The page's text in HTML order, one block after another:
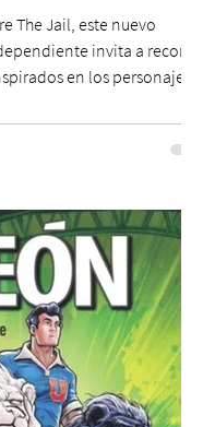
llegar aBarrio
The Jail, este nuevo
invita a recorrer
en los personajes
y cócteles temáticos. Dicen
sala donde fueron
sabe cómo llegaron
nunca debieron compartir el
leyenda es el punto de
13, la nueva propuesta
de abrir sus puertas